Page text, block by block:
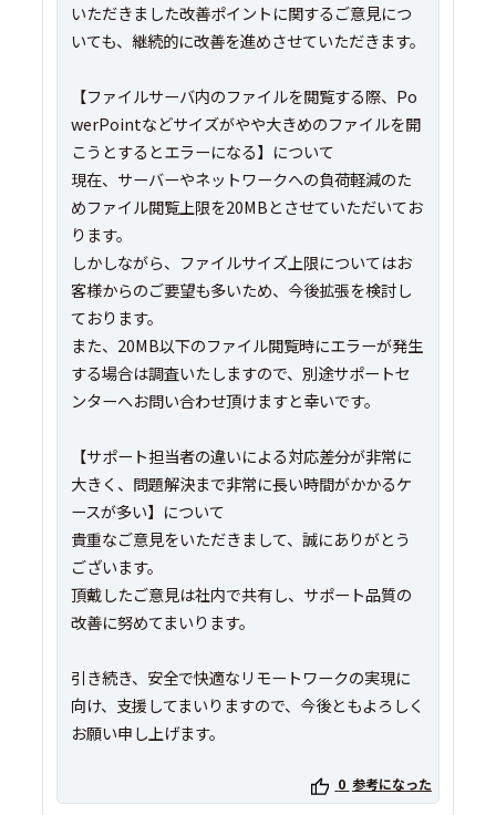
いただきました改善ポイントに関するご意見につ
いても、継続的に改善を進めさせていただきます。
【ファイルサーバ内のファイルを閲覧する際、Po
werPointなどサイズがやや大きめのファイルを開
こうとするとエラーになる】について
現在、サーバーやネットワークへの負荷軽減のた
めファイル閲覧上限を20MBとさせていただいてお
ります。
しかしながら、ファイルサイズ上限についてはお
客様からのご要望も多いため、今後拡張を検討し
ております。
また、20MB以下のファイル閲覧時にエラーが発生
する場合は調査いたしますので、別途サポートセ
ンターへお問い合わせ頂けますと幸いです。
【サポート担当者の違いによる対応差分が非常に
大きく、問題解決まで非常に長い時間がかかるケ
ースが多い】について
貴重なご意見をいただきまして、誠にありがとう
ございます。
頂戴したご意見は社内で共有し、サポート品質の
改善に努めてまいります。
引き続き、安全で快適なリモートワークの実現に
向け、支援してまいりますので、今後ともよろしく
お願い申し上げます。
0 参考になった